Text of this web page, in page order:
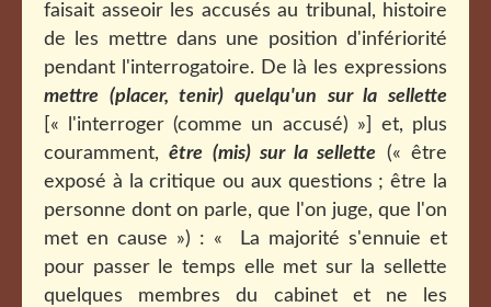
faisait asseoir les accusés au tribunal, histoire
de les mettre dans une position d'infériorité
pendant l'interrogatoire. De là les expressions
mettre (placer, tenir) quelqu'un sur la sellette
[« l'interroger (comme un accusé) »] et, plus
couramment,être (mis) sur la sellette (« être
exposé à la critique ou aux questions ; être la
personne dont on parle, que l'on juge, que l'on
met en cause ») : «
La majorité s'ennuie et
pour passer le temps elle met sur la sellette
quelques membres du cabinet et ne les